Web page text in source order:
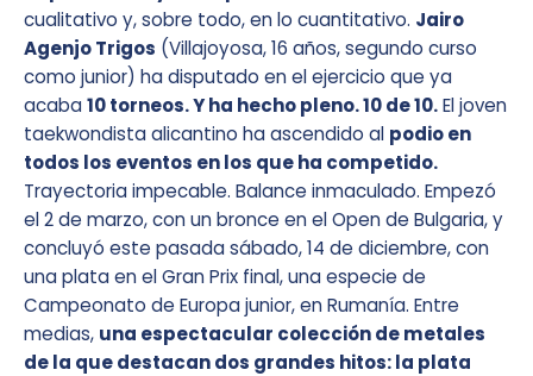
cualitativo y, sobre todo, en lo cuantitativo. Jairo
Agenjo Trigos (Villajoyosa, 16 años, segundo curso
como junior) ha disputado en el ejercicio que ya
acaba10 torneos. Y ha hecho pleno. 10 de 10.El joven
taekwondista alicantino ha ascendido al podio en
todos los eventos en los que ha competido.
Trayectoria impecable. Balance inmaculado. Empezó
el 2 de marzo, con un bronce en el Open de Bulgaria, y
concluyó este pasada sábado, 14 de diciembre, con
una plata en el Gran Prix final, una especie de
Campeonato de Europa junior, en Rumanía. Entre
medias, una espectacular colección de metales
de la que destacan dos grandes hitos: la plata